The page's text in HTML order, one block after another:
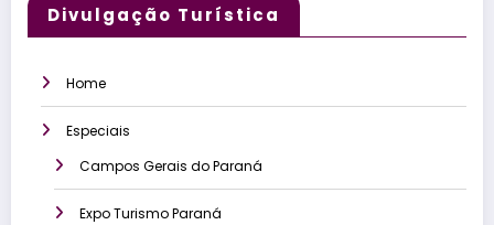
Divulgação Turística
Home
Especiais
Campos Gerais do Paraná
Expo Turismo Paraná